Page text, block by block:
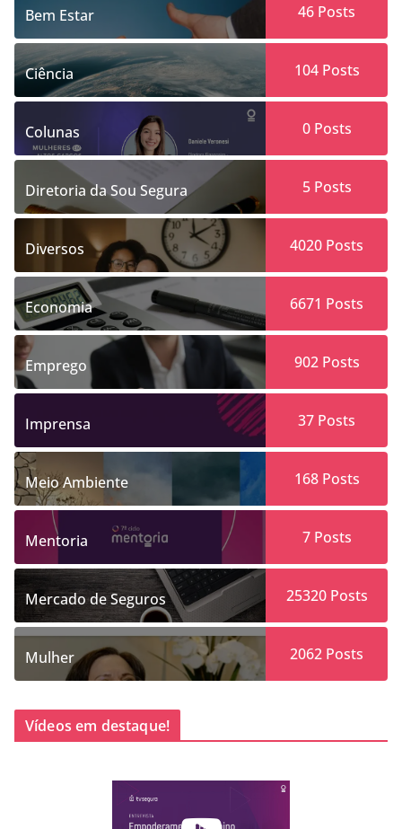
Bem Estar 46 Posts
Ciência 104Posts
Colunas 0Posts
Diretoria da Sou Segura 5Posts
Diversos 4020 Posts
Economia 6671 Posts
Emprego 902Posts
Imprensa 37 Posts
Meio Ambiente 168Posts
Mentoria 7Posts
Mercado de Seguros 25320Posts
Mulher 2062 Posts
Vídeos em destaque!